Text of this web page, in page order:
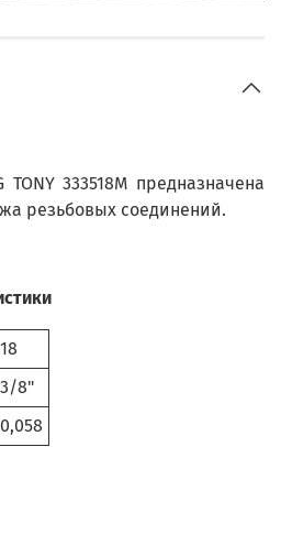
333518M предназначена
резьбовых соединений.
18
3/8"
0,058